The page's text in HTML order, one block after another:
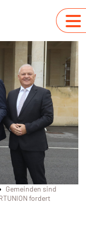
Gemeinden sind
fordert